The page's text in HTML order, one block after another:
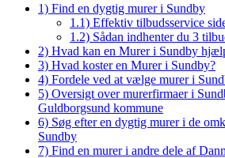
1) Find en dygtig murer i Sundby
1.1) Effektiv tilbudsservice
1.2) Sådan indhenter du 3
2) Hvad kan en Murer i Sundby
3) Hvad koster en Murer i Sundby?
4) Fordele ved at vælge murer i
5) Oversigt over murerfirmaer i
Guldborgsund kommune
6) Søg efter en dygtig murer i de
Sundby
7) Find en murer i andre dele af